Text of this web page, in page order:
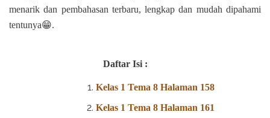
menarik dan pembahasan terbaru, lengkap dan mudah dipahami
tentunya😁.
Daftar Isi :
Kelas 1 Tema 8 Halaman 158
Kelas 1 Tema 8 Halaman 161